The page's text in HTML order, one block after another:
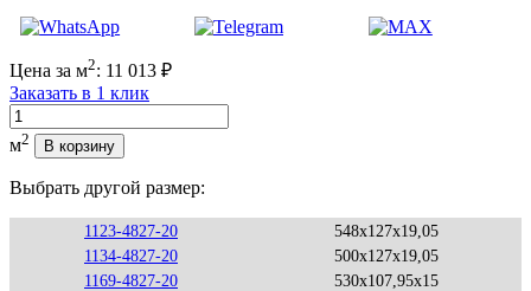
Цена за м2: 11 013 ₽
Заказать в 1 клик
Количество
м2 В корзину
Выбрать другой размер:
1123-4827-20
548x127x19,05
1134-4827-20
500x127x19,05
1169-4827-20
530x107,95x15